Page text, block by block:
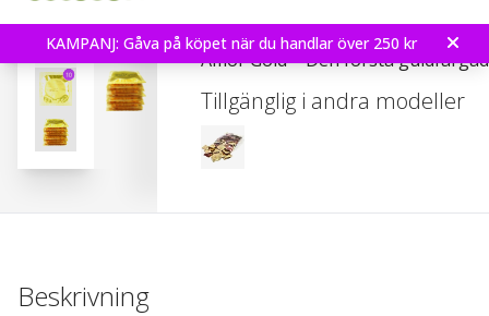
KAMPANJ: Gåva på köpet när du handlar över 250 kr
Amor Gold 10 st
Amor Gold – Den första
Tillgänglig i andra modeller
Beskrivning